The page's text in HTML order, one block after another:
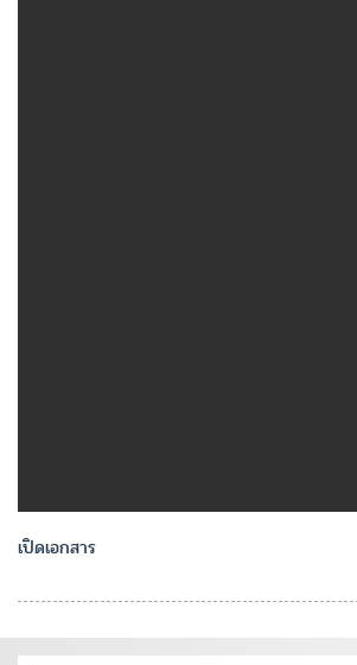
เปิดเอกสาร